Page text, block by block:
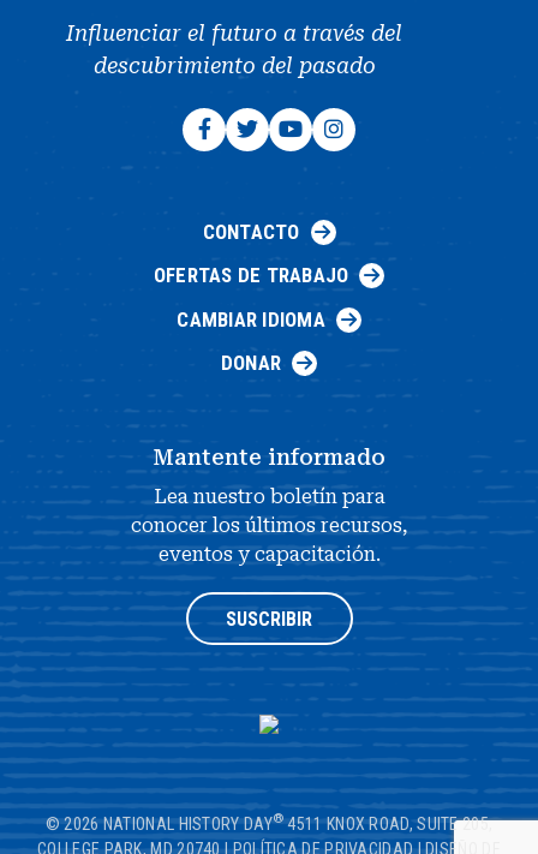
Influenciar el futuro a través del
descubrimiento del pasado
CONTACTO
OFERTAS DE TRABAJO
CAMBIAR IDIOMA
DONAR
Mantente informado
Lea nuestro boletín para
conocer los últimos recursos,
eventos y capacitación.
SUSCRIBIR
© 2026 NATIONAL HISTORY DAY® 4511 KNOX ROAD, SUITE 205,
COLLEGE PARK, MD 20740|POLÍTICA DE PRIVACIDAD|DISEÑO DE